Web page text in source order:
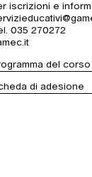
iscrizioni e
035 270272
del corso
di adesione